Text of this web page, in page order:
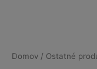
Domov / Ostatné